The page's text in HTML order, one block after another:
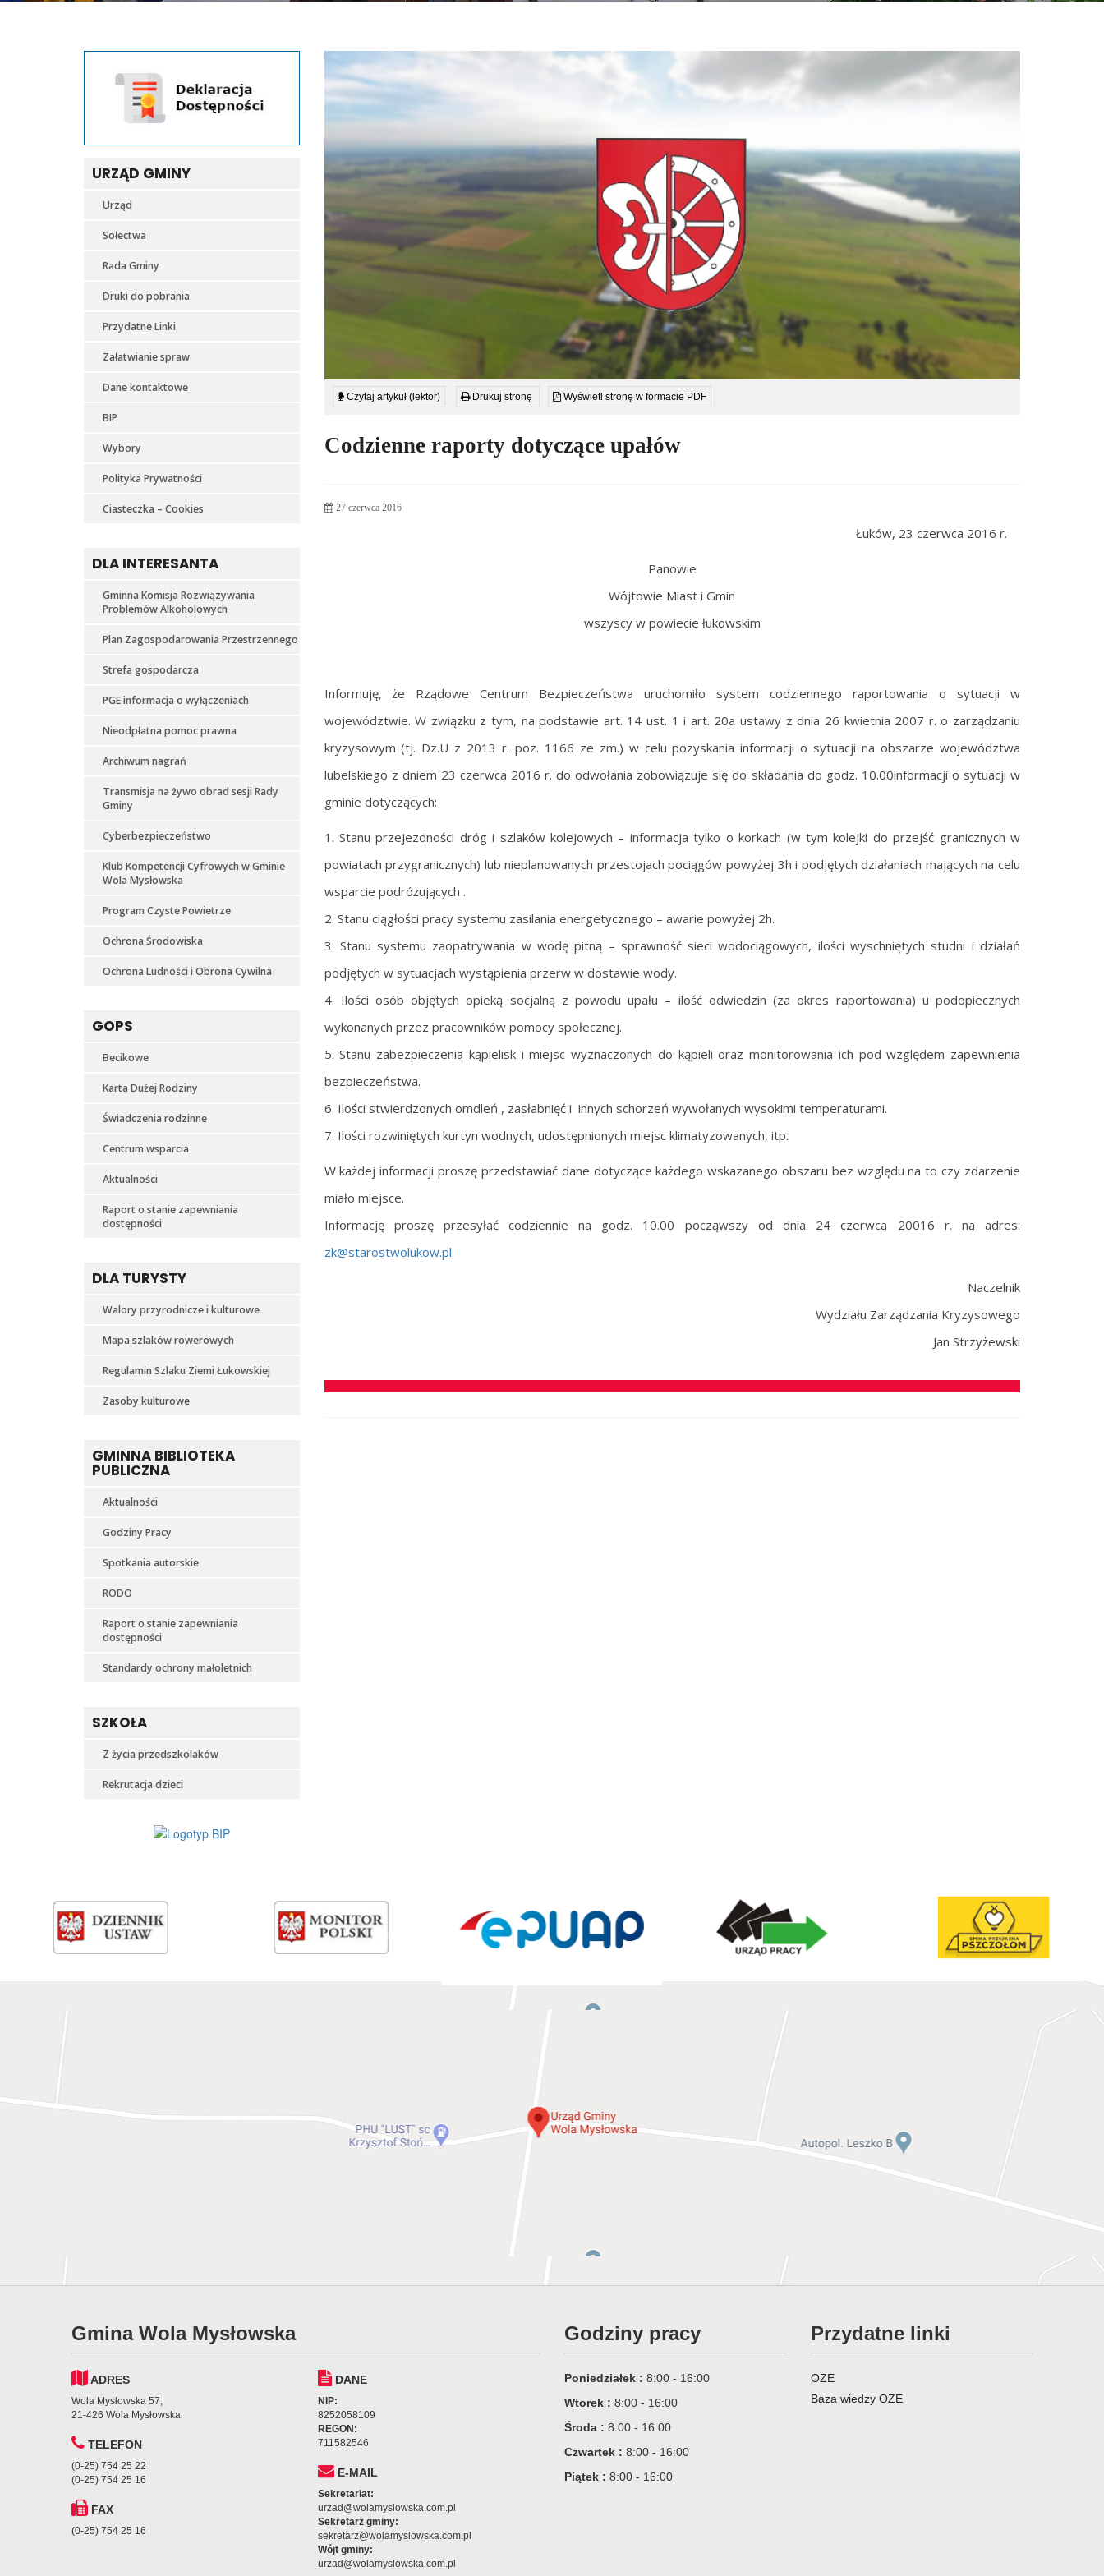
URZĄD GMINY
Urząd
Sołectwa
Rada Gminy
Druki do pobrania
Przydatne Linki
Załatwianie spraw
Dane kontaktowe
BIP
Wybory
Polityka Prywatności
Ciasteczka – Cookies
DLA INTERESANTA
Gminna Komisja Rozwiązywania
Problemów Alkoholowych
Plan Zagospodarowania Przestrzennego
Strefa gospodarcza
PGE informacja o wyłączeniach
Nieodpłatna pomoc prawna
Archiwum nagrań
Transmisja na żywo obrad sesji Rady
Gminy
Cyberbezpieczeństwo
Klub Kompetencji Cyfrowych w Gminie
Wola Mysłowska
Program Czyste Powietrze
Ochrona Środowiska
Ochrona Ludności i Obrona Cywilna
GOPS
Becikowe
Karta Dużej Rodziny
Świadczenia rodzinne
Centrum wsparcia
Aktualności
Raport o stanie zapewniania
dostępności
DLA TURYSTY
Walory przyrodnicze i kulturowe
Mapa szlaków rowerowych
Regulamin Szlaku Ziemi Łukowskiej
Zasoby kulturowe
GMINNA BIBLIOTEKA
PUBLICZNA
Aktualności
Godziny Pracy
Spotkania autorskie
RODO
Raport o stanie zapewniania
dostępności
Standardy ochrony małoletnich
SZKOŁA
Z życia przedszkolaków
Rekrutacja dzieci
Czytaj artykuł (lektor) Drukuj stronę Wyświetl stronę w formacie PDF
Codzienne raporty dotyczące upałów
27 czerwca 2016
Łuków, 23 czerwca 2016 r.
Panowie
Wójtowie Miast i Gmin
wszyscy w powiecie łukowskim
Informuję, że Rządowe Centrum Bezpieczeństwa uruchomiło system codziennego raportowania o sytuacji w
województwie. W związku z tym, na podstawie art. 14 ust. 1 i art. 20a ustawy z dnia 26 kwietnia 2007 r. o zarządzaniu
kryzysowym (tj. Dz.U z 2013 r. poz. 1166 ze zm.) w celu pozyskania informacji o sytuacji na obszarze województwa
lubelskiego z dniem 23 czerwca 2016 r. do odwołania zobowiązuje się do składania do godz. 10.00informacji o sytuacji w
gminie dotyczących:
1. Stanu przejezdności dróg i szlaków kolejowych – informacja tylko o korkach (w tym kolejki do przejść granicznych w
powiatach przygranicznych) lub nieplanowanych przestojach pociągów powyżej 3h i podjętych działaniach mających na celu
wsparcie podróżujących .
2. Stanu ciągłości pracy systemu zasilania energetycznego – awarie powyżej 2h.
3. Stanu systemu zaopatrywania w wodę pitną – sprawność sieci wodociągowych, ilości wyschniętych studni i działań
podjętych w sytuacjach wystąpienia przerw w dostawie wody.
4. Ilości osób objętych opieką socjalną z powodu upału – ilość odwiedzin (za okres raportowania) u podopiecznych
wykonanych przez pracowników pomocy społecznej.
5. Stanu zabezpieczenia kąpielisk i miejsc wyznaczonych do kąpieli oraz monitorowania ich pod względem zapewnienia
bezpieczeństwa.
6. Ilości stwierdzonych omdleń , zasłabnięć i innych schorzeń wywołanych wysokimi temperaturami.
7. Ilości rozwiniętych kurtyn wodnych, udostępnionych miejsc klimatyzowanych, itp.
W każdej informacji proszę przedstawiać dane dotyczące każdego wskazanego obszaru bez względu na to czy zdarzenie
miało miejsce.
Informację proszę przesyłać codziennie na godz. 10.00 począwszy od dnia 24 czerwca 20016 r. na adres:
zk@starostwolukow.pl.
Naczelnik
Wydziału Zarządzania Kryzysowego
Jan Strzyżewski
Gmina Wola Mysłowska
ADRES
Wola Mysłowska 57,
21-426 Wola Mysłowska
TELEFON
(0-25) 754 25 22
(0-25) 754 25 16
FAX
(0-25) 754 25 16
DANE
NIP:
8252058109
REGON:
711582546
E-MAIL
Sekretariat:
urzad@wolamyslowska.com.pl
Sekretarz gminy:
sekretarz@wolamyslowska.com.pl
Wójt gminy:
urzad@wolamyslowska.com.pl
Godziny pracy
Poniedziałek : 8:00 - 16:00
Wtorek : 8:00 - 16:00
Środa : 8:00 - 16:00
Czwartek : 8:00 - 16:00
Piątek : 8:00 - 16:00
Przydatne linki
OZE
Baza wiedzy OZE